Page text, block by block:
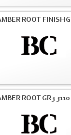
ROOT FINISH
ROOT GR3